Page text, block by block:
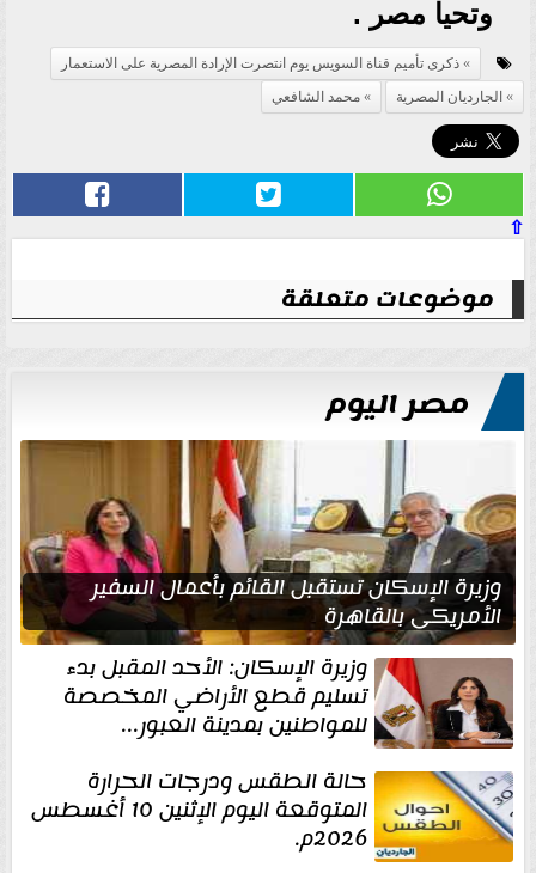
وتحيا مصر .
ذكرى تأميم قناة السويس يوم انتصرت الإرادة المصرية على الاستعمار
الجارديان المصرية
محمد الشافعي
⇧
موضوعات متعلقة
مصر اليوم
وزيرة الإسكان تستقبل القائم بأعمال السفير
الأمريكي بالقاهرة
وزيرة الإسكان: الأحد المقبل بدء
تسليم قطع الأراضي المخصصة
للمواطنين بمدينة العبور...
حالة الطقس ودرجات الحرارة
المتوقعة اليوم الإثنين 10 أغسطس
2026م.